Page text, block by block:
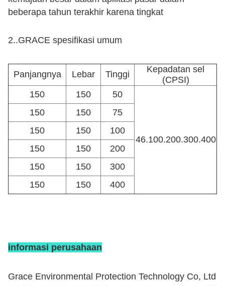
beberapa tahun terakhir karena tingkat
rendah (umumnya lebih rendah dari 350℃), tidak
seperti sebagai NOx, keselamatan, konservasi
energi dan perlindungan lingkungan.Sebagai
teknologi kunci dari sistem pembakaran katalitik,
teknologi sintesis dan aturan aplikasi katalis sangat
penting.
2..GRACE spesifikasi umum
Panjangnya Lebar Tinggi
Kepadatan sel
(CPSI)
150
150 50
46.100.200.300.400
150 150
75
150
150
100
150
150
200
150
150
300
150
150 400
informasi perusahaan
Grace Environmental Protection Technology Co, Ltd